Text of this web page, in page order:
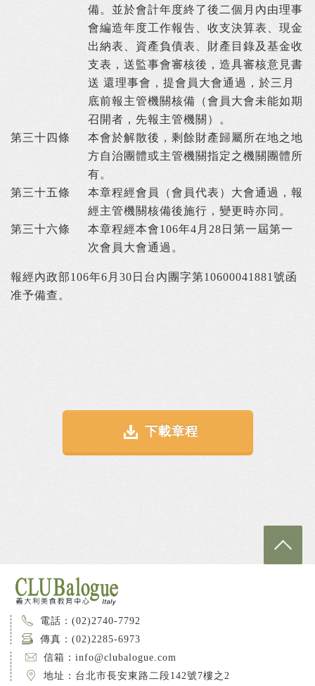
備。並於會計年度終了後二個月內由理事
會編造年度工作報告、收支決算表、現金
出納表、資產負債表、財產目錄及基金收
支表，送監事會審核後，造具審核意見書
送 還理事會，提會員大會通過，於三月
底前報主管機關核備（會員大會未能如期
召開者，先報主管機關）。
第三十四條
本會於解散後，剩餘財產歸屬所在地之地
方自治團體或主管機關指定之機關團體所
有。
第三十五條
本章程經會員（會員代表）大會通過，報
經主管機關核備後施行，變更時亦同。
第三十六條
本章程經本會106年4月28日第一屆第一
次會員大會通過。
報經內政部106年6月30日台內團字第10600041881號函
准予備查。
下載章程
電話：(02)2740-7792
傳真：(02)2285-6973
信箱：info@clubalogue.com
地址：台北市長安東路二段142號7樓之2